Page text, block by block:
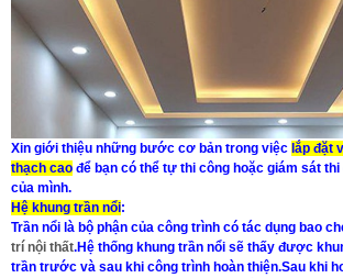
Xin giới thiệu những bước cơ bản trong việc lắp đặt
thạch cao để bạn có thể tự thi công hoặc giám sát thi
của mình.
Hệ khung trần nổi:
Trần nổi là bộ phận của công trình có tác dụng bao
trí nội thất.Hệ thống khung trần nổi sẽ thấy được
trần trước và sau khi công trình hoàn thiện.Sau khi